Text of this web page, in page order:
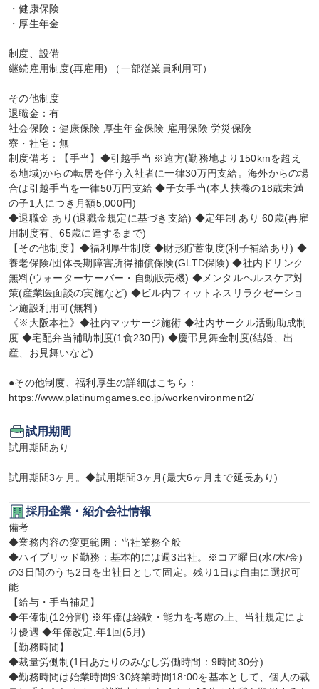
・健康保険
・厚生年金
制度、設備
継続雇用制度(再雇用) （一部従業員利用可）
その他制度
退職金：有
社会保険：健康保険 厚生年金保険 雇用保険 労災保険
寮・社宅：無
制度備考：【手当】◆引越手当 ※遠方(勤務地より150kmを超え
る地域)からの転居を伴う入社者に一律30万円支給。海外からの場
合は引越手当を一律50万円支給 ◆子女手当(本人扶養の18歳未満
の子1人につき月額5,000円)
◆退職金 あり(退職金規定に基づき支給) ◆定年制 あり 60歳(再雇
用制度有、65歳に達するまで)
【その他制度】◆福利厚生制度 ◆財形貯蓄制度(利子補給あり) ◆
養老保険/団体長期障害所得補償保険(GLTD保険) ◆社内ドリンク
無料(ウォーターサーバー・自動販売機) ◆メンタルヘルスケア対
策(産業医面談の実施など) ◆ビル内フィットネスリラクゼーショ
ン施設利用可(無料)
《※大阪本社》◆社内マッサージ施術 ◆社内サークル活動助成制
度 ◆宅配弁当補助制度(1食230円) ◆慶弔見舞金制度(結婚、出
産、お見舞いなど)
●その他制度、福利厚生の詳細はこちら：
https://www.platinumgames.co.jp/workenvironment2/
試用期間
試用期間あり
試用期間3ヶ月。◆試用期間3ヶ月(最大6ヶ月まで延長あり)
採用企業・紹介会社情報
備考
◆業務内容の変更範囲：当社業務全般
◆ハイブリッド勤務：基本的には週3出社。※コア曜日(水/木/金)
の3日間のうち2日を出社日として固定。残り1日は自由に選択可
能
【給与・手当補足】
◆年俸制(12分割) ※年俸は経験・能力を考慮の上、当社規定によ
り優遇 ◆年俸改定:年1回(5月)
【勤務時間】
◆裁量労働制(1日あたりのみなし労働時間：9時間30分)
◆勤務時間は始業時間9:30終業時間18:00を基本として、個人の裁